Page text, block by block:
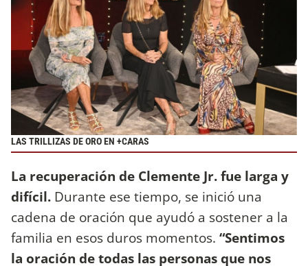
LAS TRILLIZAS DE ORO EN +CARAS
La recuperación de Clemente Jr. fue larga y
difícil. Durante ese tiempo, se inició una
cadena de oración que ayudó a sostener a la
familia en esos duros momentos. “Sentimos
la oración de todas las personas que nos